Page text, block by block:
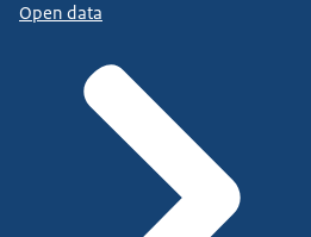
Open data